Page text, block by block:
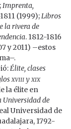
Imprenta,
(1999);Libros
la rivera de
. 1812-1816
y 2011) –estos
Élite, clases
xviiiyxix
la élite en
Universidad de
Universidad de
1792-